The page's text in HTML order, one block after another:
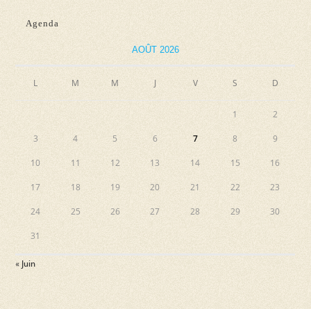
Agenda
AOÛT 2026
L M M J V S D
1 2
3 4 5 6 7 8 9
10 11 12 13 14 15 16
17 18 19 20 21 22 23
24 25 26 27 28 29 30
31
« Juin